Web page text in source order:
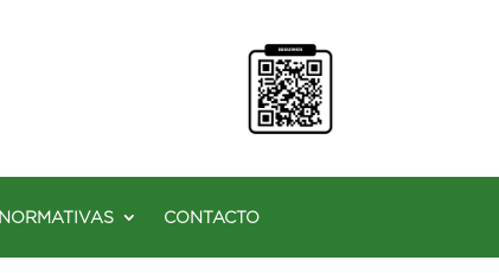
NORMATIVAS CONTACTO